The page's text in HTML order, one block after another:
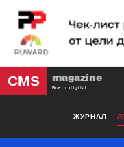
CMS magazine
Все о digital
ЖУРНАЛ